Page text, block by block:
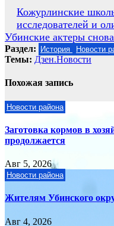
Навигация
по
записям
Кожурлинские
исследователей и
Убинские актеры
Раздел: История Новости
Темы: Дзен.Новости
Похожая запись
Новости района
Заготовка кормов в
продолжается
Авг 5, 2026
Новости района
Жителям Убинского
Авг 4, 2026